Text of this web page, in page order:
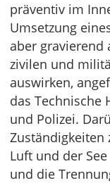
präventiv im
Umsetzung
aber gravierend
zivilen und
auswirken,
das Technische
und Polizei.
Zuständigkeiten
Luft und der
und die